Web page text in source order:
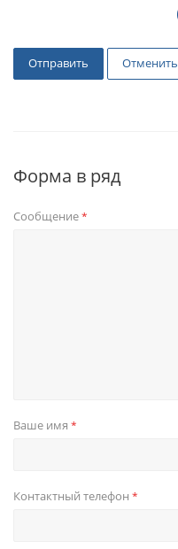
Отправить Отменить
Форма в ряд
Сообщение*
Ваше имя *
Контактный телефон *